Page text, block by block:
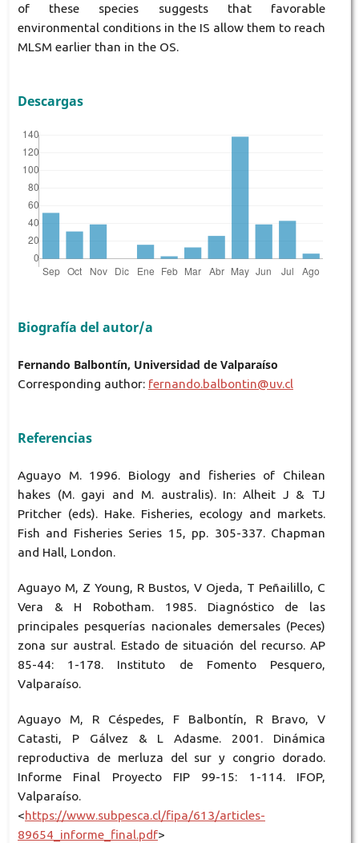
of these species suggests that favorable
environmental conditions in the IS allow them to reach
MLSM earlier than in the OS.
Descargas
Biografía del autor/a
Fernando Balbontín, Universidad de Valparaíso
Corresponding author: fernando.balbontin@uv.cl
Referencias
Aguayo M. 1996. Biology and fisheries of Chilean
hakes (M. gayi and M. australis). In: Alheit J & TJ
Pritcher (eds). Hake. Fisheries, ecology and markets.
Fish and Fisheries Series 15, pp. 305-337. Chapman
and Hall, London.
Aguayo M, Z Young, R Bustos, V Ojeda, T Peñailillo, C
Vera & H Robotham. 1985. Diagnóstico de las
principales pesquerías nacionales demersales (Peces)
zona sur austral. Estado de situación del recurso. AP
85-44: 1-178. Instituto de Fomento Pesquero,
Valparaíso.
Aguayo M, R Céspedes, F Balbontín, R Bravo, V
Catasti, P Gálvez & L Adasme. 2001. Dinámica
reproductiva de merluza del sur y congrio dorado.
Informe Final Proyecto FIP 99-15: 1-114. IFOP,
Valparaíso.
<https://www.subpesca.cl/fipa/613/articles-
89654_informe_final.pdf>